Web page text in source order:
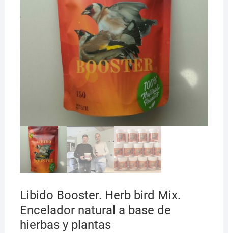
Libido Booster. Herb bird Mix.
Encelador natural a base de
hierbas y plantas